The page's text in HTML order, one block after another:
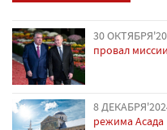
30
провал
8
режима Асада